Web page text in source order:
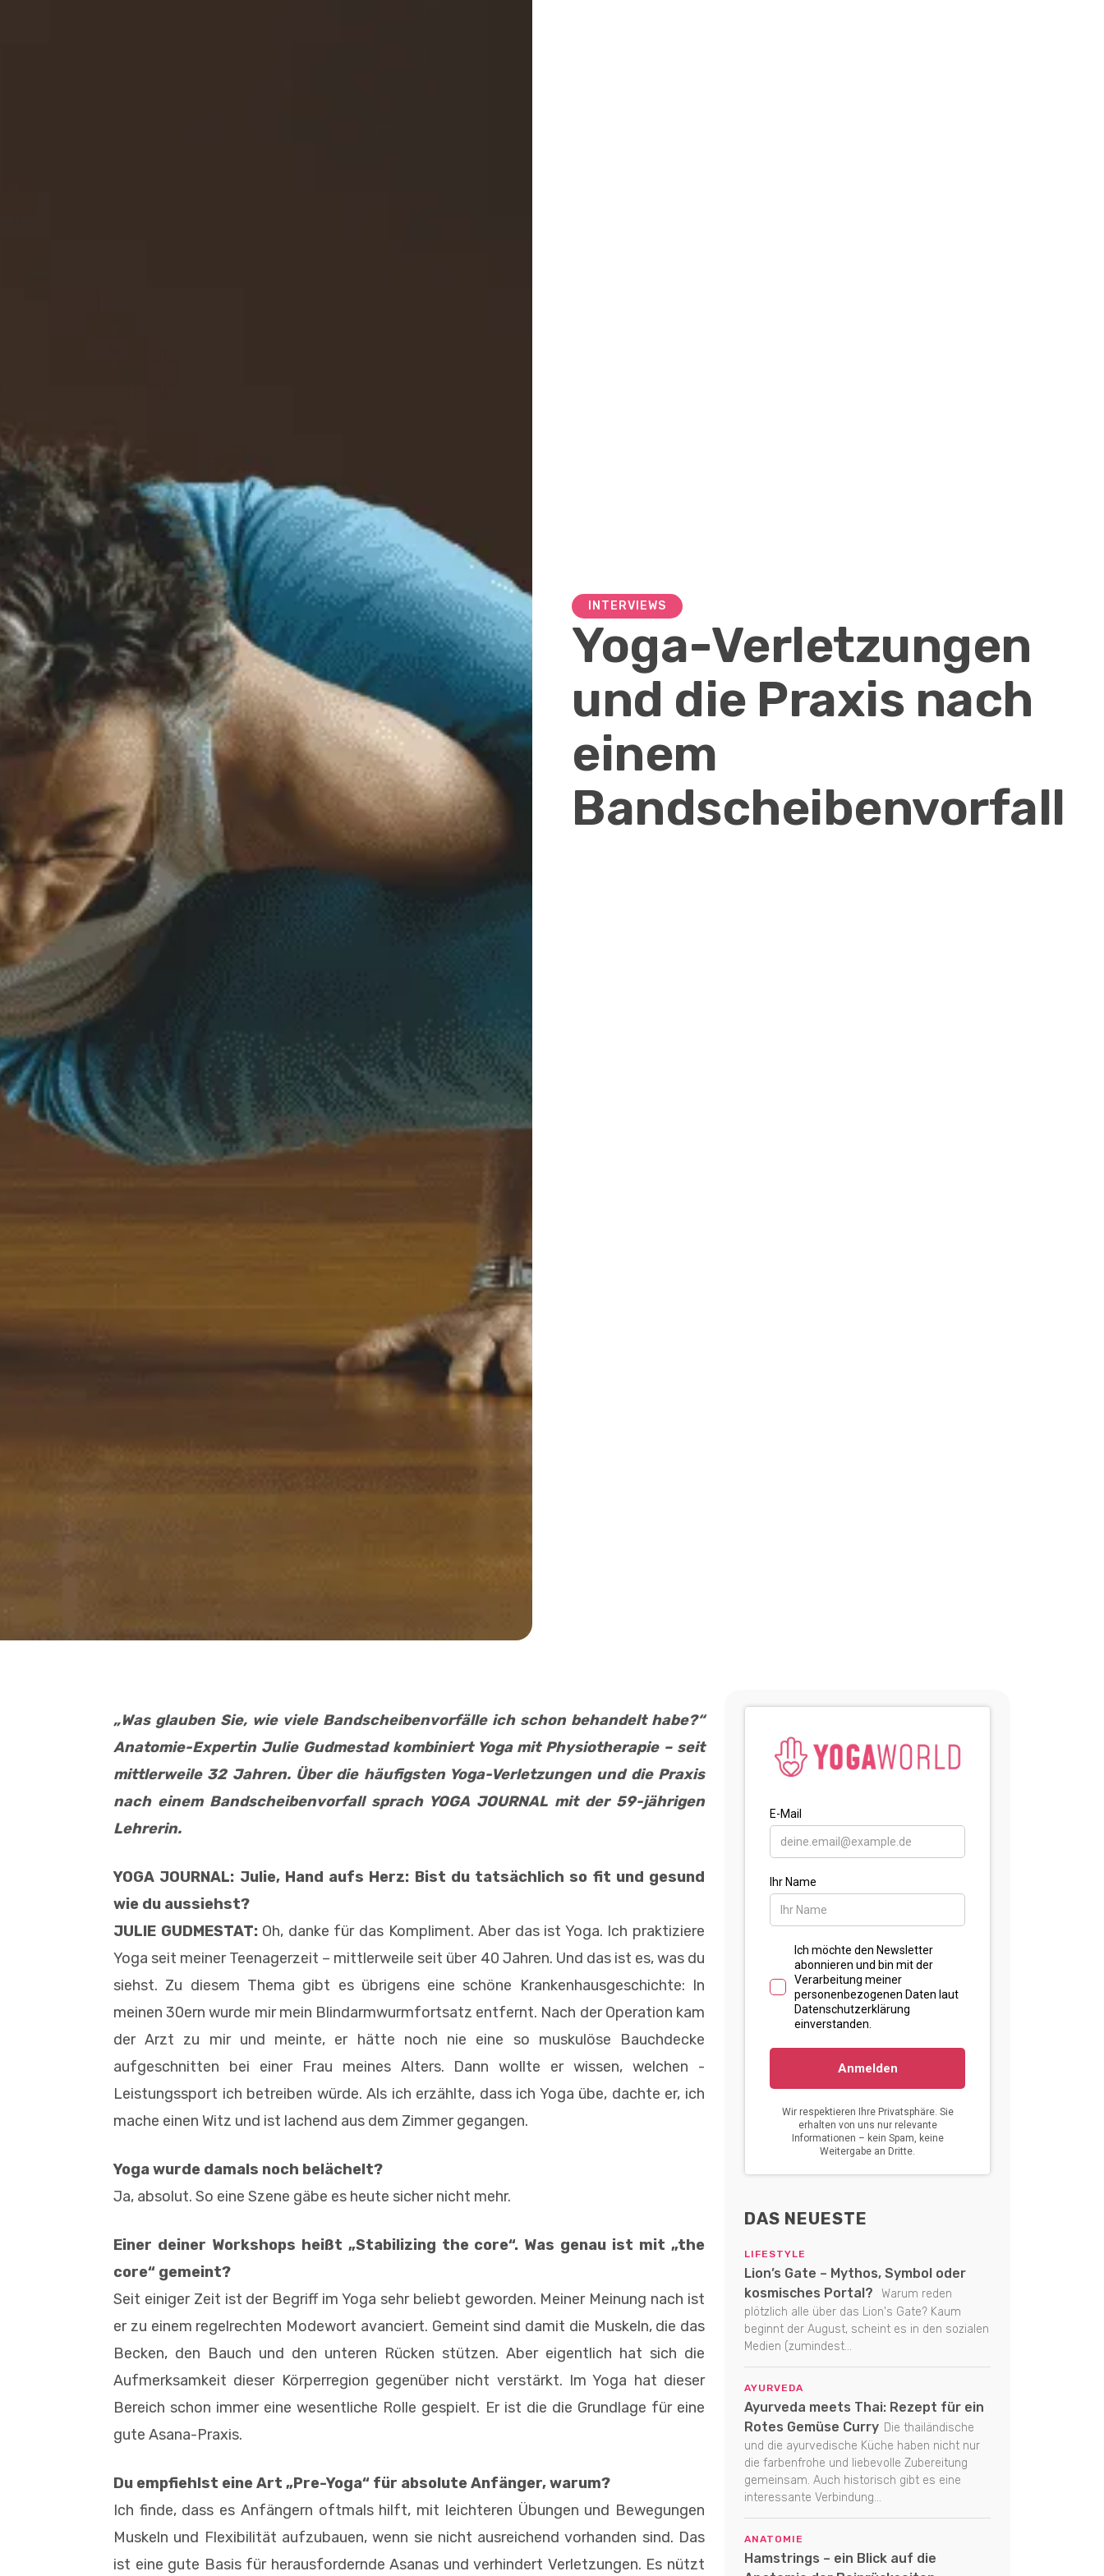
INTERVIEWS
Yoga-Verletzungen
und die Praxis nach
einem
Bandscheibenvorfall
„Was glauben Sie, wie viele Bandscheibenvorfälle ich schon behandelt habe?“
Anatomie-Expertin Julie Gudmestad kombiniert Yoga mit Physiotherapie – seit
mittlerweile 32 Jahren. Über die häufigsten Yoga-Verletzungen und die Praxis
nach einem Bandscheibenvorfall sprach YOGA JOURNAL mit der 59-jährigen
Lehrerin.
YOGA JOURNAL: Julie, Hand aufs Herz: Bist du tatsächlich so fit und gesund
wie du aussiehst?
JULIE GUDMESTAT:Oh, danke für das Kompliment. Aber das ist Yoga. Ich ­praktiziere
Yoga seit meiner Teenagerzeit – mittlerweile seit über 40 Jahren. Und das ist es, was du
siehst. Zu diesem Thema gibt es übrigens eine schöne Krankenhausgeschichte: In
meinen 30ern wurde mir mein Blindarmwurmfortsatz entfernt. Nach der Operation kam
der Arzt zu mir und meinte, er hätte noch nie eine so muskulöse Bauchdecke
aufgeschnitten bei einer Frau meines Alters. Dann wollte er wissen, welchen ­
Leistungssport ich betreiben würde. Als ich erzählte, dass ich Yoga übe, dachte er, ich
mache einen Witz und ist lachend aus dem ­Zimmer gegangen.
Yoga wurde damals noch belächelt?
Ja, absolut. So eine Szene gäbe es heute sicher nicht mehr.
Einer deiner Workshops heißt „Stabilizing the core“. Was genau ist mit „the
core“ gemeint?
Seit einiger Zeit ist der Begriff im Yoga sehr beliebt geworden. Meiner Meinung nach ist
er zu einem regelrechten Modewort avanciert. Gemeint sind damit die Muskeln, die das
Becken, den Bauch und den unteren Rücken stützen. Aber eigentlich hat sich die
Aufmerksamkeit dieser Körperregion gegenüber nicht verstärkt. Im Yoga hat dieser
Bereich schon immer eine wesentliche Rolle gespielt. Er ist die die Grundlage für eine
gute Asana-Praxis.
Du empfiehlst eine Art „Pre-Yoga“ für absolute Anfänger, warum?
Ich finde, dass es Anfängern oftmals hilft, mit leichteren Übungen und Bewegungen
Muskeln und Flexibilität aufzubauen, wenn sie nicht ausreichend vorhanden sind. Das
ist eine gute Basis für herausfordernde Asanas und verhindert Verletzungen. Es nützt
DAS NEUESTE
LIFESTYLE
Lion’s Gate – Mythos, Symbol oder
kosmisches Portal?
Warum reden
plötzlich alle über das Lion's Gate? Kaum
beginnt der August, scheint es in den sozialen
Medien (zumindest...
AYURVEDA
Ayurveda meets Thai: Rezept für ein
Rotes Gemüse Curry Die thailändische
und die ayurvedische Küche haben nicht nur
die farbenfrohe und liebevolle Zubereitung
gemeinsam. Auch historisch gibt es eine
interessante Verbindung...
ANATOMIE
Hamstrings – ein Blick auf die